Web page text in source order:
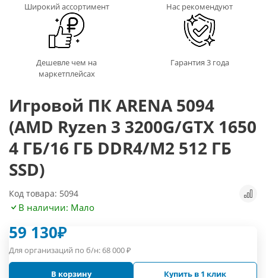
Широкий ассортимент Нас рекомендуют
Дешевле чем на
маркетплейсах
Гарантия 3 года
Игровой ПК ARENA 5094
(AMD Ryzen 3 3200G/GTX 1650
4 ГБ/16 ГБ DDR4/M2 512 ГБ
SSD)
Код товара: 5094
В наличии: Мало
59 130₽
Для организаций по б/н:68 000₽
В корзину Купить в 1 клик